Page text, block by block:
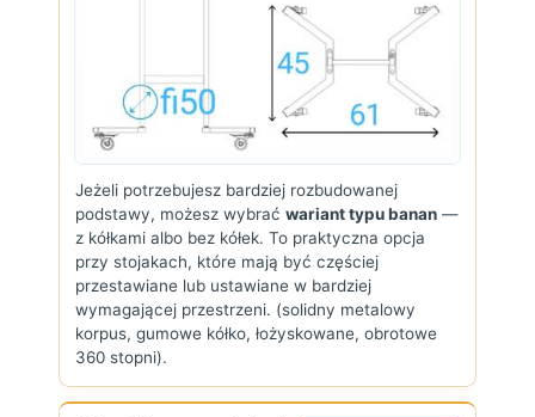
Jeżeli potrzebujesz bardziej rozbudowanej
podstawy, możesz wybrać wariant typu banan —
z kółkami albo bez kółek. To praktyczna opcja
przy stojakach, które mają być częściej
przestawiane lub ustawiane w bardziej
wymagającej przestrzeni. (solidny metalowy
korpus, gumowe kółko, łożyskowane, obrotowe
360 stopni).